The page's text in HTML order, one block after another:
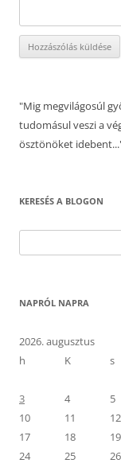
"Mig megvilágosúl
tudomásul veszi a
ösztönöket
KERESÉS A BLOGON
NAPRÓL NAPRA
2026. augusztus
h
K s
3
4 5
10
11 12
17
18 19
24
25 26